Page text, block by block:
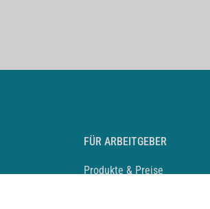
FÜR ARBEITGEBER
Produkte & Preise